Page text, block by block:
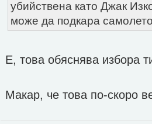
убийствена като Джак
може да подкара
Е, това обяснява избора
Макар, че това по-скоро